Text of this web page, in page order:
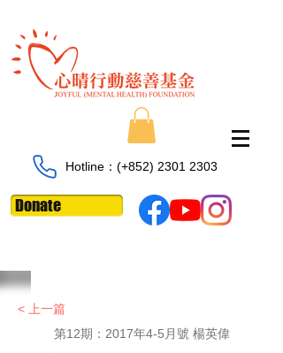
Hotline：​​(+852) 2301 2303
Donate
< 上一篇
第12期：2017年4-5月號 楊英偉